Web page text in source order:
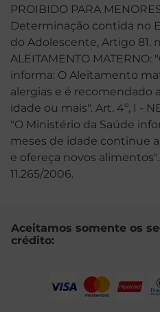
PROIBIDO PARA
Determinação contida no
do Adolescente, Artigo 81.
ALEITAMENTO
informa: O Aleitamento
alergias e é recomendado
idade ou mais". Art. 4º, I -
"O Ministério da Saúde
meses de idade continue
e ofereça novos alimentos".
11.265/2006.
Aceitamos somente os
crédito: